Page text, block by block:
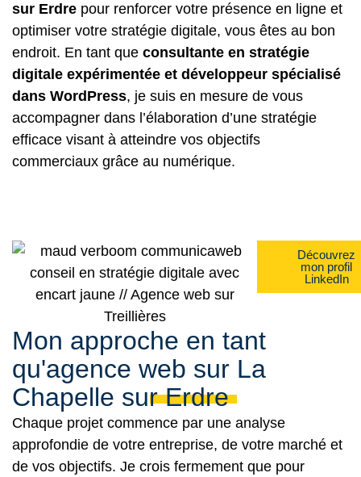
sur Erdre pour renforcer votre présence en ligne et
optimiser votre stratégie digitale, vous êtes au bon
endroit. En tant que consultante en stratégie
digitale expérimentée et développeur spécialisé
dans WordPress, je suis en mesure de vous
accompagner dans l’élaboration d’une stratégie
efficace visant à atteindre vos objectifs
commerciaux grâce au numérique.
Découvrez
mon profil
LinkedIn
Mon approche en tant
qu'agence web sur La
Chapelle sur Erdre
Chaque projet commence par une analyse
approfondie de votre entreprise, de votre marché et
de vos objectifs. Je crois fermement que pour